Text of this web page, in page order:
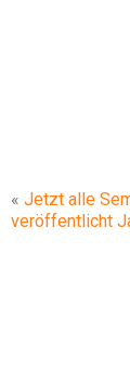
« Jetzt alle
veröffentlicht